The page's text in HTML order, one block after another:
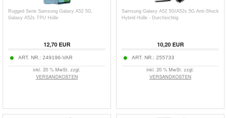
Rugged Serie Samsung Galaxy A52 5G,
Galaxy A52s TPU Hülle
12,70EUR
ART. NR.: 249196-VAR
inkl. 20 % MwSt. zzgl.
VERSANDKOSTEN
Samsung Galaxy A52 5G/A52s 5G Anti-Shock
Hybrid Hülle - Durchsichtig
10,20EUR
ART. NR.: 255733
inkl. 20 % MwSt. zzgl.
VERSANDKOSTEN